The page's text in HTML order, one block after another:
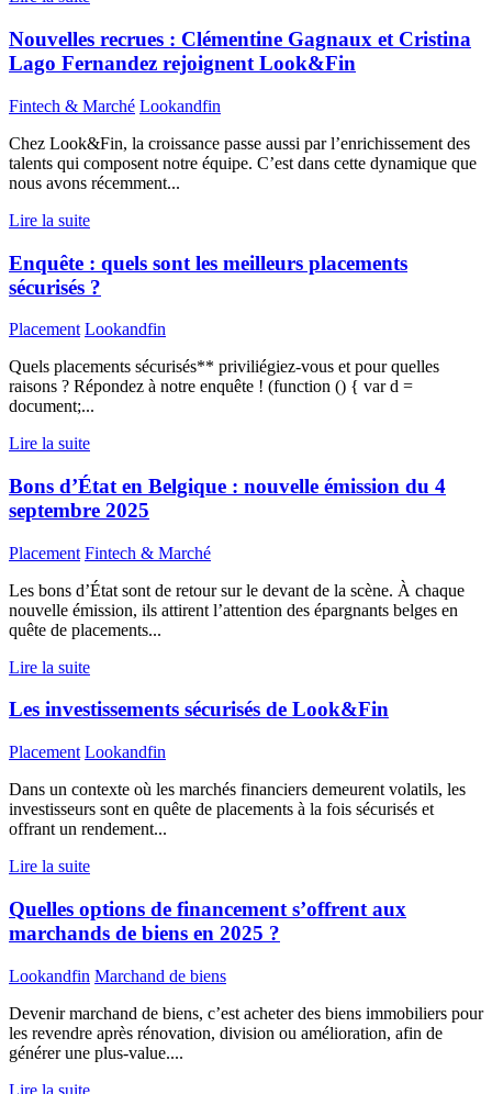
Nouvelles recrues : Clémentine Gagnaux et Cristina
Lago Fernandez rejoignent Look&Fin
Fintech & Marché Lookandfin
Chez Look&Fin, la croissance passe aussi par l’enrichissement des
talents qui composent notre équipe. C’est dans cette dynamique que
nous avons récemment...
Lire la suite
Enquête : quels sont les meilleurs placements
sécurisés ?
Placement Lookandfin
Quels placements sécurisés** priviliégiez-vous et pour quelles
raisons ? Répondez à notre enquête ! (function () { var d =
document;...
Lire la suite
Bons d’État en Belgique : nouvelle émission du 4
septembre 2025
Placement Fintech & Marché
Les bons d’État sont de retour sur le devant de la scène. À chaque
nouvelle émission, ils attirent l’attention des épargnants belges en
quête de placements...
Lire la suite
Les investissements sécurisés de Look&Fin
Placement Lookandfin
Dans un contexte où les marchés financiers demeurent volatils, les
investisseurs sont en quête de placements à la fois sécurisés et
offrant un rendement...
Lire la suite
Quelles options de financement s’offrent aux
marchands de biens en 2025 ?
Lookandfin Marchand de biens
Devenir marchand de biens, c’est acheter des biens immobiliers pour
les revendre après rénovation, division ou amélioration, afin de
générer une plus-value....
Lire la suite